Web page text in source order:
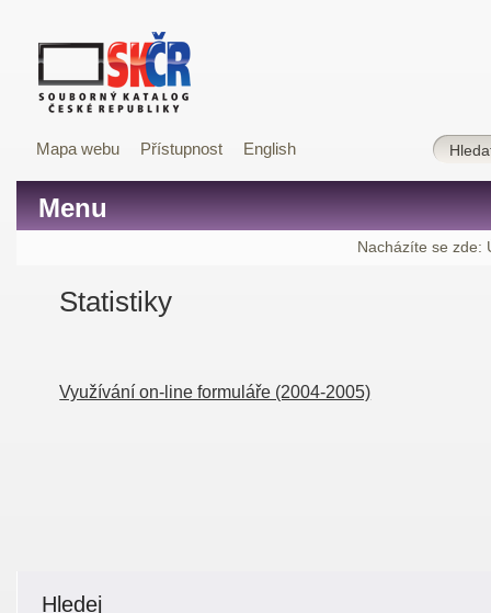
Mapa webu Přístupnost English
Menu
Nacházíte se zde:
Statistiky
Využívání on-line formuláře (2004-2005)
Hledej